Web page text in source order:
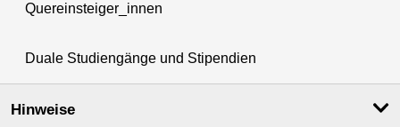
Quereinsteiger_innen
Duale Studiengänge und Stipendien
Hinweise